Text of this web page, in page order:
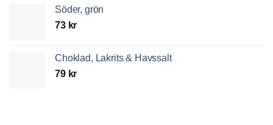
Söder, grön
73 kr
Choklad, Lakrits & Havssalt
79 kr